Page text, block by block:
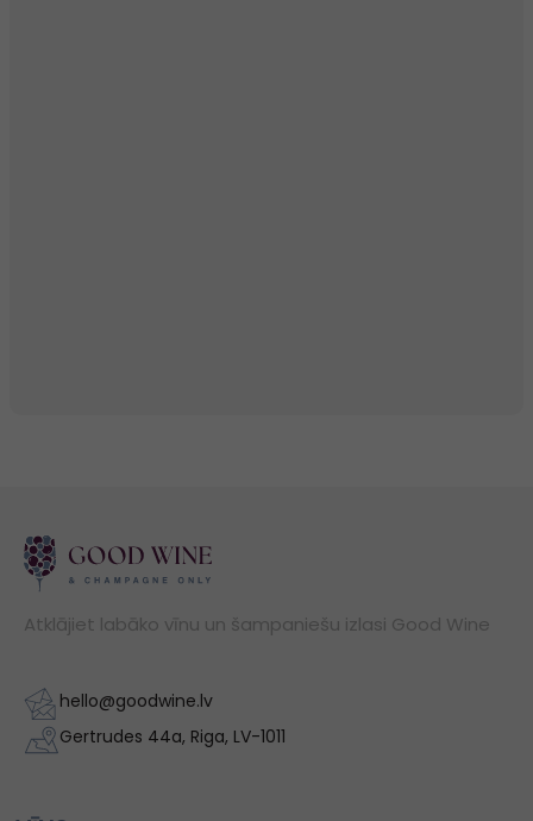
Atklājiet labāko vīnu un šampaniešu izlasi Good Wine
hello@goodwine.lv
Gertrudes 44a, Riga, LV-1011